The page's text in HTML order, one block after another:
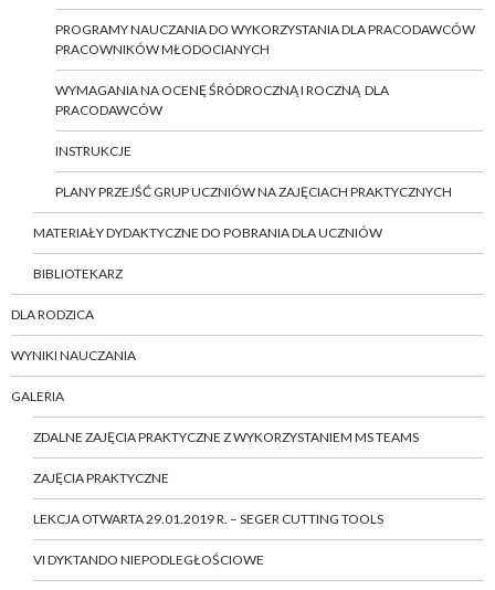
PROGRAMY NAUCZANIA DO WYKORZYSTANIA DLA PRACODAWCÓW
PRACOWNIKÓW MŁODOCIANYCH
WYMAGANIA NA OCENĘ ŚRÓDROCZNĄ I ROCZNĄ DLA
PRACODAWCÓW
INSTRUKCJE
PLANY PRZEJŚĆ GRUP UCZNIÓW NA ZAJĘCIACH PRAKTYCZNYCH
MATERIAŁY DYDAKTYCZNE DO POBRANIA DLA UCZNIÓW
BIBLIOTEKARZ
DLA RODZICA
WYNIKI NAUCZANIA
GALERIA
ZDALNE ZAJĘCIA PRAKTYCZNE Z WYKORZYSTANIEM MS TEAMS
ZAJĘCIA PRAKTYCZNE
LEKCJA OTWARTA 29.01.2019 R. – SEGER CUTTING TOOLS
VI DYKTANDO NIEPODLEGŁOŚCIOWE